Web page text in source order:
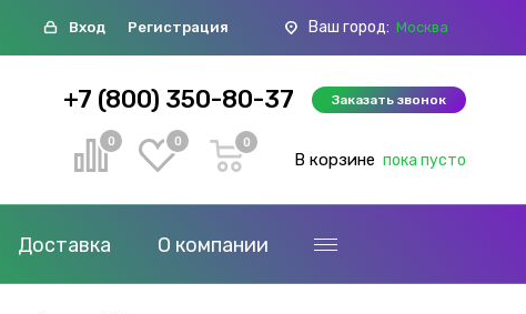
Вход Регистрация Ваш город: Москва
+7 (800) 350-80-37 Заказать звонок
0 0 0
В корзине пока пусто
Доставка О компании